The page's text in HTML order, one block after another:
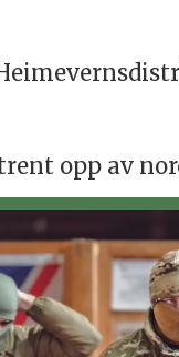
opp av